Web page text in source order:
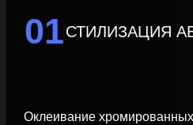
01СТИЛИЗАЦИЯ
Оклеивание